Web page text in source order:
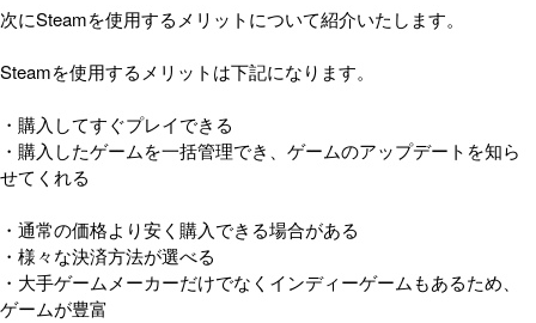
次にSteamを使用するメリットについて紹介いたします。
Steamを使用するメリットは下記になります。
・購入してすぐプレイできる
・購入したゲームを一括管理でき、ゲームのアップデートを知ら
せてくれる
・通常の価格より安く購入できる場合がある
・様々な決済方法が選べる
・大手ゲームメーカーだけでなくインディーゲームもあるため、
ゲームが豊富